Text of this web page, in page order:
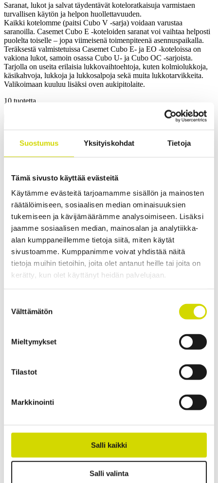
Suostumus Yksityiskohdat Tietoja
Tämä sivusto käyttää evästeitä
Käytämme evästeitä tarjoamamme sisällön ja mainosten
räätälöimiseen, sosiaalisen median ominaisuuksien
tukemiseen ja kävijämäärämme analysoimiseen. Lisäksi
jaamme sosiaalisen median, mainosalan ja analytiikka-
alan kumppaneillemme tietoja siitä, miten käytät
sivustoamme. Kumppanimme voivat yhdistää näitä
tietoja muihin tietoihin, joita olet antanut heille tai joita on
kerätty, kun olet käyttänyt heidän palvelujaan.
valinta
Välttämätön
Mieltymykset
Tilastot
Markkinointi
Salli kaikki
Salli valinta
Saranat, lukot ja salvat täydentävät koteloratkaisuja varmistaen
turvallisen käytön ja helpon huollettavuuden.
Kaikki kotelomme (paitsi Cubo V -sarja) voidaan varustaa
saranoilla. Casemet Cubo E -koteloiden saranat voi vaihtaa helposti
puolelta toiselle – jopa viimeisenä toimenpiteenä asennuspaikalla.
Teräksestä valmistetuissa Casemet Cubo E- ja EO -koteloissa on
vakiona lukot, samoin osassa Cubo U- ja Cubo OC -sarjoista.
Tarjolla on useita erilaisia lukkovaihtoehtoja, kuten kolmiolukkoja,
käsikahvoja, lukkoja ja lukkosalpoja sekä muita lukkotarvikkeita.
Valikoimaan kuuluu lisäksi oven aukipitolaite.
10 tuotetta
Saranat, lukot ja salvat
ED10Lue lisää
Saranat, lukot ja salvat
Käsikahva 3-pistetankolukitukselle, polyamidi,
musta
EH1Lue lisää
Saranat, lukot ja salvat
Lukkosalpa, sis. 2 avainta
Oven aukipitolaite, setti, ruostumaton teräs
Riippulukon salparauta